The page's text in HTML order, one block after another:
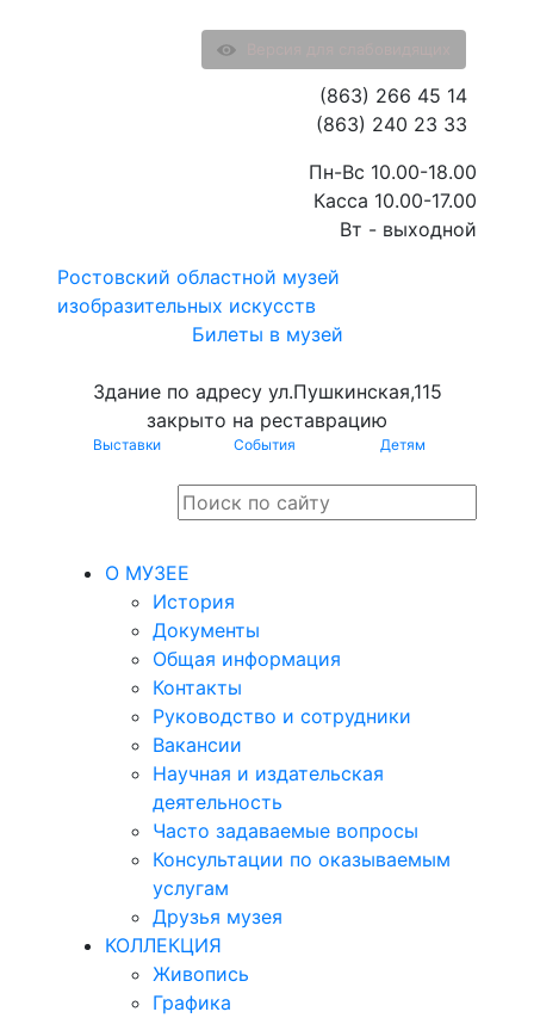
Ростовский областной музей
изобразительных искусств
Билеты в музей
Здание по адресу ул.Пушкинская,115
закрыто на реставрацию
Выставки События Детям
(863) 266 45 14
(863) 240 23 33
Пн-Вс 10.00-18.00
Касса 10.00-17.00
Вт - выходной
О МУЗЕЕ
История
Документы
Общая информация
Контакты
Руководство и сотрудники
Вакансии
Научная и издательская
деятельность
Часто задаваемые вопросы
Консультации по оказываемым
услугам
Друзья музея
КОЛЛЕКЦИЯ
Живопись
Графика